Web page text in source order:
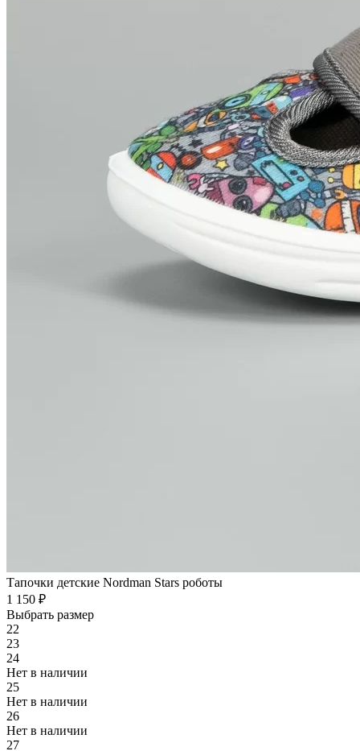
Тапочки детские Nordman Stars роботы
1 150 ₽
Выбрать размер
22
23
24
Нет в наличии
25
Нет в наличии
26
Нет в наличии
27